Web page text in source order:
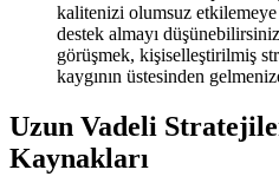
kalitenizi olumsuz
destek almayı
görüşmek, kişiselleştirilmiş
kaygının üstesinden
Uzun Vadeli
Kaynakları